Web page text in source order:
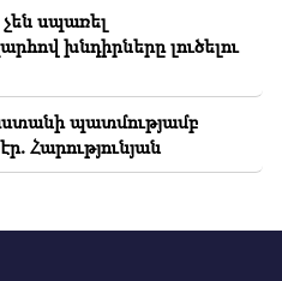
սպառել
խնդիրները լուծելու
պատմությամբ
Հարությունյան